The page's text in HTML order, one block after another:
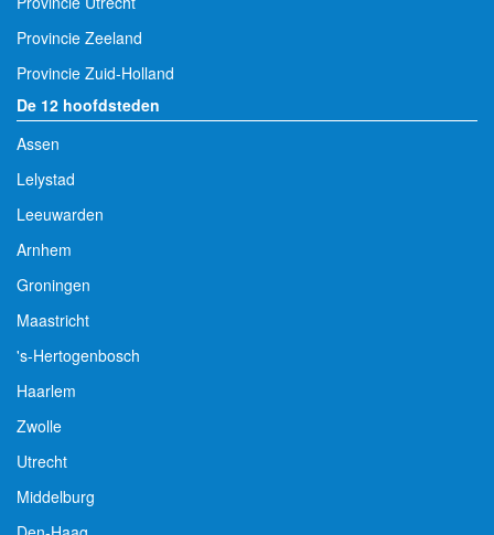
Provincie Zeeland
Provincie Zuid-Holland
De 12 hoofdsteden
Assen
Lelystad
Leeuwarden
Arnhem
Groningen
Maastricht
's-Hertogenbosch
Haarlem
Zwolle
Utrecht
Middelburg